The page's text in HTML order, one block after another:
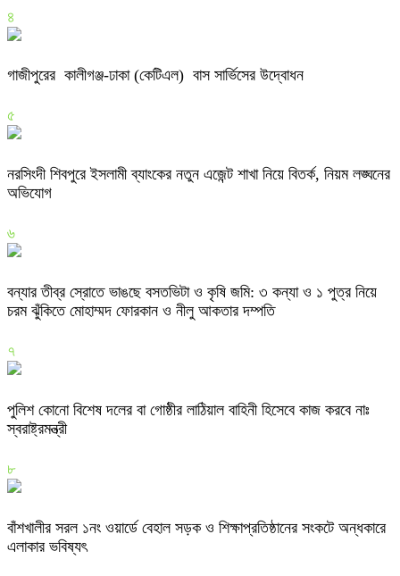
৪
গাজীপুরের কালীগঞ্জ-ঢাকা (কেটিএল) বাস সার্ভিসের উদ্বোধন
৫
নরসিংদী শিবপুরে ইসলামী ব্যাংকের নতুন এজেন্ট শাখা নিয়ে বিতর্ক, নিয়ম লঙ্ঘনের
অভিযোগ
৬
বন্যার তীব্র স্রোতে ভাঙছে বসতভিটা ও কৃষি জমি: ৩ কন্যা ও ১ পুত্র নিয়ে
চরম ঝুঁকিতে মোহাম্মদ ফোরকান ও নীলু আকতার দম্পতি
৭
পুলিশ কোনো বিশেষ দলের বা গোষ্ঠীর লাঠিয়াল বাহিনী হিসেবে কাজ করবে নাঃ
স্বরাষ্ট্রমন্ত্রী
৮
বাঁশখালীর সরল ১নং ওয়ার্ডে বেহাল সড়ক ও শিক্ষাপ্রতিষ্ঠানের সংকটে অন্ধকারে
এলাকার ভবিষ্যৎ